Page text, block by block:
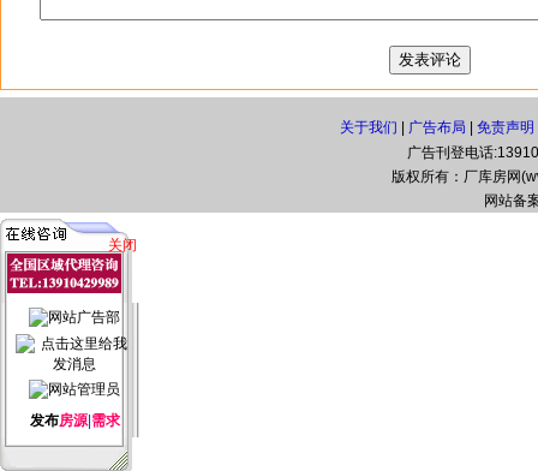
关于我们 广告布局 免责声明
广告刊登电话
版权所有：厂库房网
网站备
关闭
发布房源| 需求